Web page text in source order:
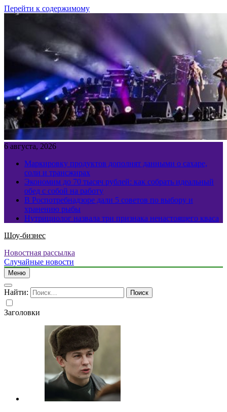
Перейти к содержимому
6 августа, 2026
Маркировку продуктов дополнят данными о сахаре,
соли и трансжирах
Экономим до 70 тысяч рублей: как собрать идеальный
обед с собой на работу
В Роспотребнадзоре дали 5 советов по выбору и
хранению рыбы
Нутрициолог назвала три признака ненастоящего кваса
Шоу-бизнес
Новостная рассылка
Случайные новости
Меню
Найти:
Заголовки